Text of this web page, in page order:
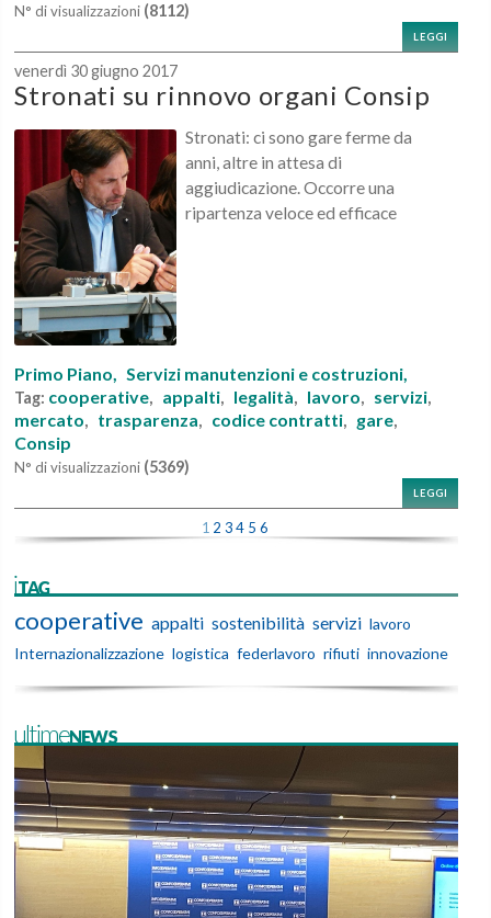
N° di visualizzazioni (8112)
LEGGI
venerdì 30 giugno 2017
Stronati su rinnovo organi Consip
Stronati: ci sono gare ferme da
anni, altre in attesa di
aggiudicazione. Occorre una
ripartenza veloce ed efficace
Primo Piano, Servizi manutenzioni e costruzioni,
Tag: cooperative, appalti, legalità, lavoro, servizi,
mercato, trasparenza, codice contratti, gare,
Consip
N° di visualizzazioni (5369)
LEGGI
1 2 3 4 5 6
iTAG
cooperative appalti sostenibilità servizi lavoro
Internazionalizzazione logistica federlavoro rifiuti innovazione
ultimeNEWS